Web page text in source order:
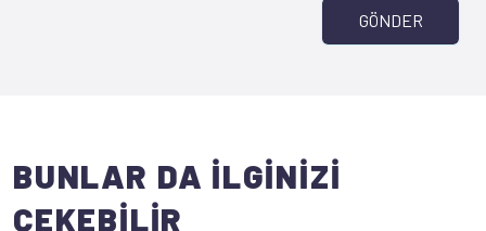
GÖNDER
BUNLAR DA İLGİNİZİ
ÇEKEBİLİR